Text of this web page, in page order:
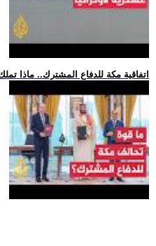
.. اتفاقية مكة للدفاع المشترك.. ماذا